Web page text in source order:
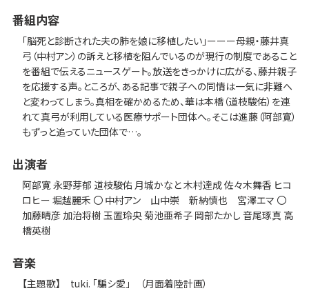
番組内容
「脳死と診断された夫の肺を娘に移植したい」ーーー母親・藤井真
弓（中村アン）の訴えと移植を阻んでいるのが現行の制度であること
を番組で伝えるニュースゲート。放送をきっかけに広がる、藤井親子
を応援する声。ところが、ある記事で親子への同情は一気に非難へ
と変わってしまう。真相を確かめるため、華は本橋（道枝駿佑）を連
れて真弓が利用している医療サポート団体へ。そこは進藤（阿部寛）
もずっと追っていた団体で…。
出演者
阿部寛 永野芽郁 道枝駿佑 月城かなと 木村達成 佐々木舞香 ヒコ
ロヒー 堀越麗禾 〇 中村アン 山中崇 新納慎也 宮澤エマ 〇
加藤晴彦 加治将樹 玉置玲央 菊池亜希子 岡部たかし 音尾琢真 高
橋英樹
音楽
【主題歌】 tuki. 「騙シ愛」 （月面着陸計画）